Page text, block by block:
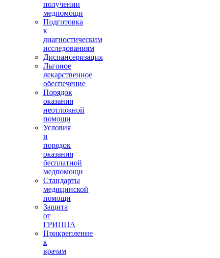
получении
медпомощи
Подготовка
к
диагностическим
исследованиям
Диспансеризация
Льгоное
лекарственное
обеспечение
Порядок
оказания
неотложной
помощи
Условия
и
порядок
оказания
бесплатной
медпомощи
Стандарты
медицинской
помощи
Защита
от
ГРИППА
Прикрепление
к
врачам